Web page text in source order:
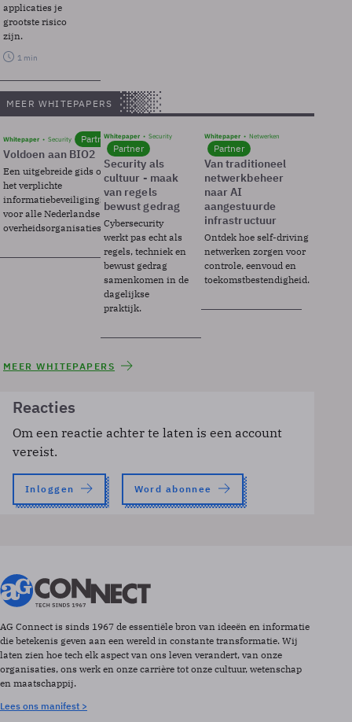
applicaties je
grootste risico
zijn.
1 min
MEER WHITEPAPERS
Whitepaper Security Partner
Voldoen aan BIO2
Een uitgebreide gids over BIO2,
het verplichte
informatiebeveiligingsframework
voor alle Nederlandse
overheidsorganisaties.
Whitepaper Security
Partner
Security als
cultuur - maak
van regels
bewust gedrag
Cybersecurity
werkt pas echt als
regels, techniek en
bewust gedrag
samenkomen in de
dagelijkse
praktijk.
Whitepaper Netwerken
Partner
Van traditioneel
netwerkbeheer
naar AI
aangestuurde
infrastructuur
Ontdek hoe self-driving
netwerken zorgen voor
controle, eenvoud en
toekomstbestendigheid.
MEER WHITEPAPERS
Reacties
Om een reactie achter te laten is een account
vereist.
Inloggen Word abonnee
AG Connect is sinds 1967 de essentiële bron van ideeën en informatie
die betekenis geven aan een wereld in constante transformatie. Wij
laten zien hoe tech elk aspect van ons leven verandert, van onze
organisaties, ons werk en onze carrière tot onze cultuur, wetenschap
en maatschappij.
Lees ons manifest >